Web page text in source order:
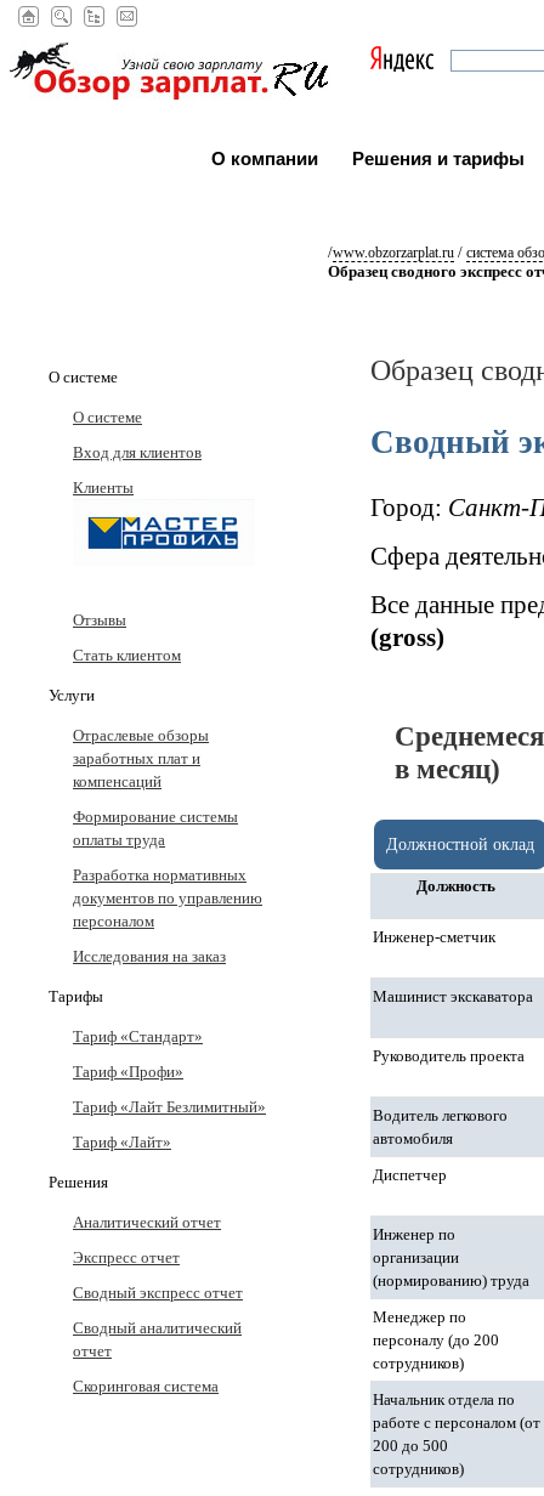
О компании Решения и тарифы
/www.obzorzarplat.ru / система
Образец сводного экспресс
О системе
О системе
Вход для клиентов
Клиенты
Отзывы
Стать клиентом
Услуги
Отраслевые обзоры
заработных плат и
компенсаций
Формирование системы
оплаты труда
Разработка нормативных
документов по управлению
персоналом
Исследования на заказ
Тарифы
Тариф «Стандарт»
Тариф «Профи»
Тариф «Лайт Безлимитный»
Тариф «Лайт»
Решения
Аналитический отчет
Экспресс отчет
Сводный экспресс отчет
Сводный аналитический
отчет
Скоринговая система
Образец
Сводный
Город: Санкт-
Сфера
Все данные
(gross)
в месяц)
Должностной оклад
Должность
Инженер-сметчик
Машинист экскаватора
Руководитель проекта
Водитель легкового
автомобиля
Диспетчер
Инженер по
организации
(нормированию) труда
Менеджер по
персоналу (до 200
сотрудников)
Начальник отдела по
работе с персоналом (от
200 до 500
сотрудников)